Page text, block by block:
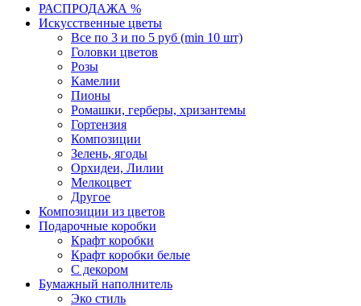
РАСПРОДАЖА %
Искусственные цветы
Все по 3 и по 5 руб (min 10 шт)
Головки цветов
Розы
Камелии
Пионы
Ромашки, герберы, хризантемы
Гортензия
Композиции
Зелень, ягоды
Орхидеи, Лилии
Мелкоцвет
Другое
Композиции из цветов
Подарочные коробки
Крафт коробки
Крафт коробки белые
С декором
Бумажный наполнитель
Эко стиль